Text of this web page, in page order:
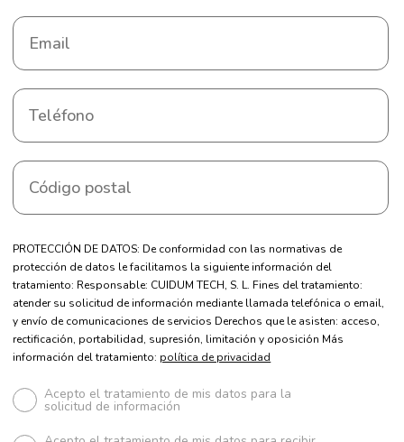
PROTECCIÓN DE DATOS: De conformidad con las normativas de
protección de datos le facilitamos la siguiente información del
tratamiento: Responsable: CUIDUM TECH, S. L. Fines del tratamiento:
atender su solicitud de información mediante llamada telefónica o email,
y envío de comunicaciones de servicios Derechos que le asisten: acceso,
rectificación, portabilidad, supresión, limitación y oposición Más
información del tratamiento: política de privacidad
Acepto el tratamiento de mis datos para la
solicitud de información